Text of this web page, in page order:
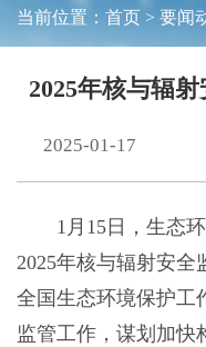
当前位置： 首页> 要闻
2025年核与辐
2025-01-17
1月15日，生态环
2025年核与辐射安
全国生态环境保护工
监管工作，谋划加快